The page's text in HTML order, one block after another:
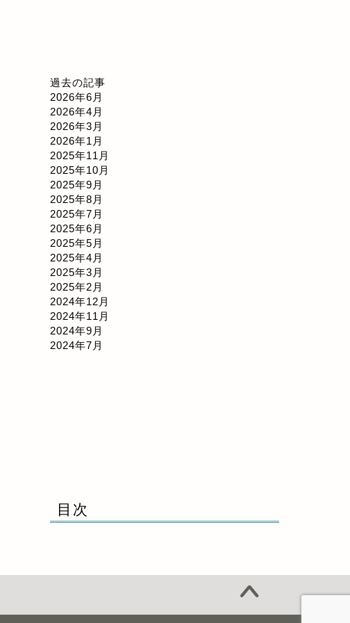
過去の記事
2026年6月
2026年4月
2026年3月
2026年1月
2025年11月
2025年10月
2025年9月
2025年8月
2025年7月
2025年6月
2025年5月
2025年4月
2025年3月
2025年2月
2024年12月
2024年11月
2024年9月
2024年7月
目次